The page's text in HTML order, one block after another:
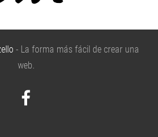
- La forma más fácil de crear una
web.